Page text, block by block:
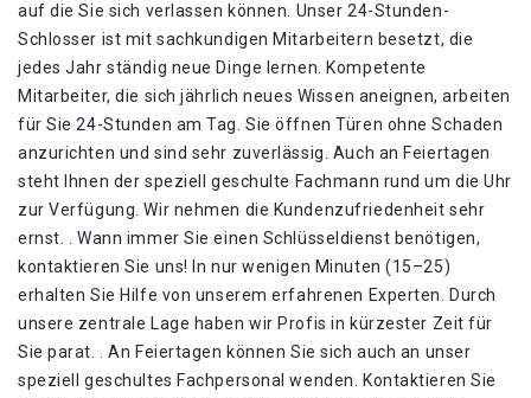
auf die Sie sich verlassen können. Unser 24-Stunden-
Schlosser ist mit sachkundigen Mitarbeitern besetzt, die
jedes Jahr ständig neue Dinge lernen. Kompetente
Mitarbeiter, die sich jährlich neues Wissen aneignen, arbeiten
für Sie 24-Stunden am Tag. Sie öffnen Türen ohne Schaden
anzurichten und sind sehr zuverlässig. Auch an Feiertagen
steht Ihnen der speziell geschulte Fachmann rund um die Uhr
zur Verfügung. Wir nehmen die Kundenzufriedenheit sehr
ernst. . Wann immer Sie einen Schlüsseldienst benötigen,
kontaktieren Sie uns! In nur wenigen Minuten (15–25)
erhalten Sie Hilfe von unserem erfahrenen Experten. Durch
unsere zentrale Lage haben wir Profis in kürzester Zeit für
Sie parat. . An Feiertagen können Sie sich auch an unser
speziell geschultes Fachpersonal wenden. Kontaktieren Sie